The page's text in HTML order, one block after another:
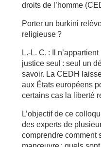
droits de l’homme
Porter un burkini
religieuse ?
L.-L. C. : Il
justice seul : seul un
savoir. La CEDH
aux États européens
certains cas la liberté
L’objectif de ce
des experts de
comprendre comment